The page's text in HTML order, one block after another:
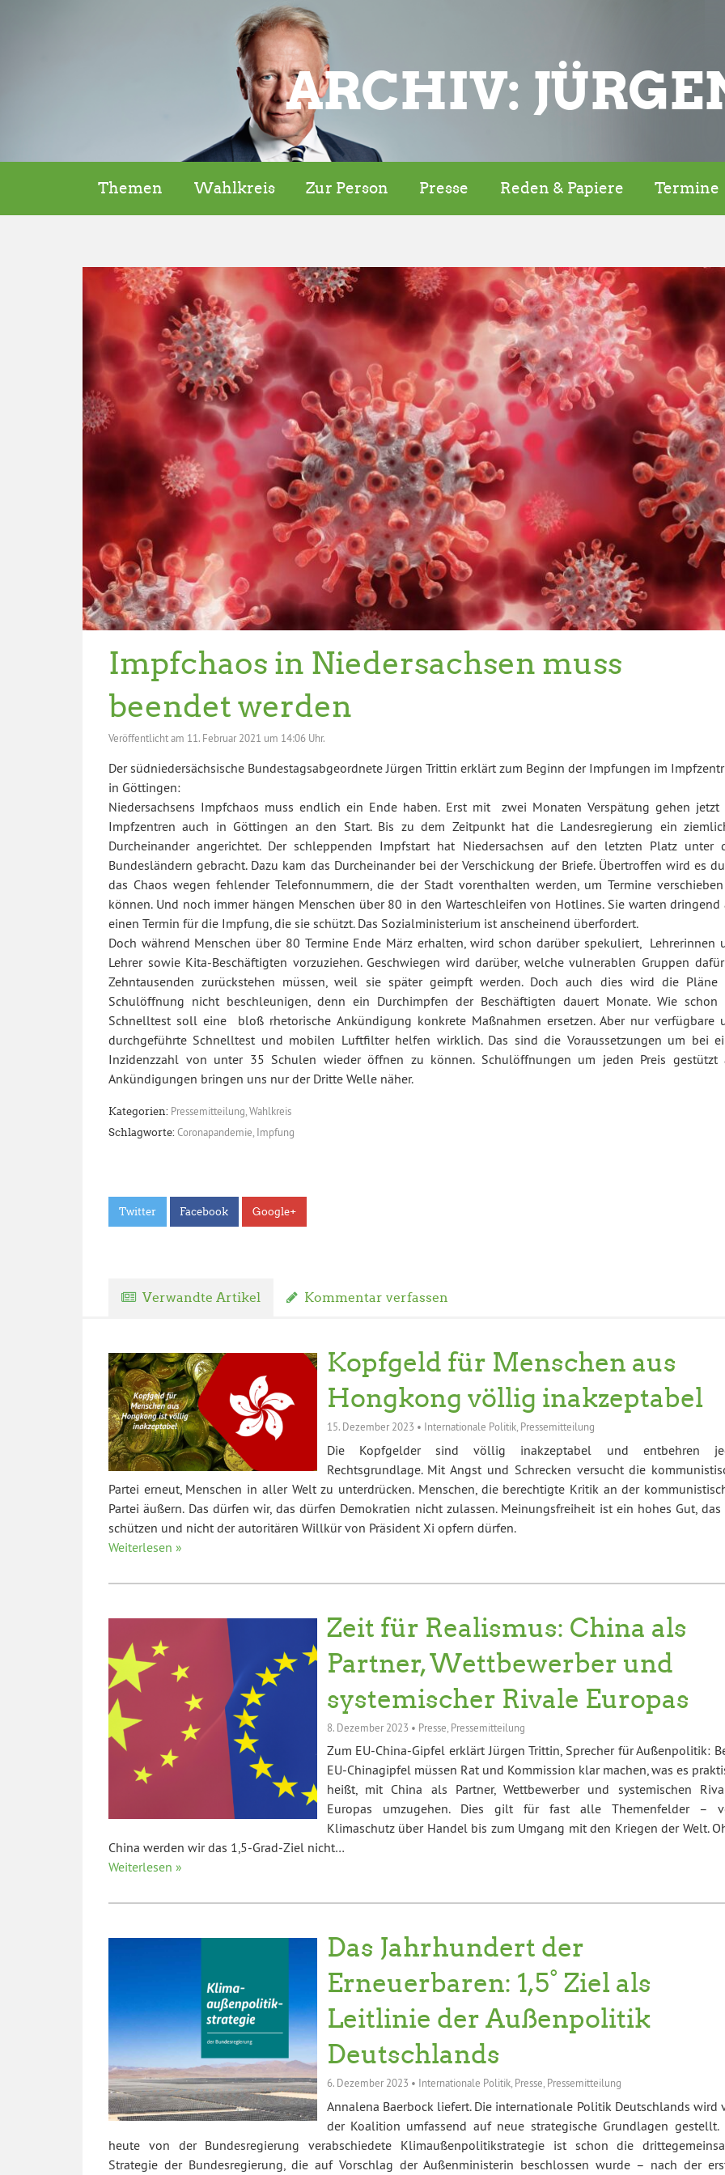
ARCHIV:
Themen Wahlkreis Zur Person Presse Reden & Papiere Termine
Impfchaos in Niedersachsen muss
beendet werden
Veröffentlicht am 11. Februar 2021 um 14:06 Uhr.
Der südniedersächsische Bundestagsabgeordnete Jürgen Trittin erklärt zum Beginn der Impfungen im
in Göttingen:
Niedersachsens Impfchaos muss endlich ein Ende haben. Erst mit zwei Monaten Verspätung gehen jetzt
Impfzentren auch in Göttingen an den Start. Bis zu dem Zeitpunkt hat die Landesregierung ein
Durcheinander angerichtet. Der schleppenden Impfstart hat Niedersachsen auf den letzten Platz unter
Bundesländern gebracht. Dazu kam das Durcheinander bei der Verschickung der Briefe. Übertroffen wird es
das Chaos wegen fehlender Telefonnummern, die der Stadt vorenthalten werden, um Termine
können. Und noch immer hängen Menschen über 80 in den Warteschleifen von Hotlines. Sie warten dringend
einen Termin für die Impfung, die sie schützt. Das Sozialministerium ist anscheinend überfordert.
Doch während Menschen über 80 Termine Ende März erhalten, wird schon darüber spekuliert, Lehrerinnen
Lehrer sowie Kita-Beschäftigten vorzuziehen. Geschwiegen wird darüber, welche vulnerablen Gruppen
Zehntausenden zurückstehen müssen, weil sie später geimpft werden. Doch auch dies wird die Pläne
Schulöffnung nicht beschleunigen, denn ein Durchimpfen der Beschäftigten dauert Monate. Wie schon
Schnelltest soll eine bloß rhetorische Ankündigung konkrete Maßnahmen ersetzen. Aber nur verfügbare
durchgeführte Schnelltest und mobilen Luftfilter helfen wirklich. Das sind die Voraussetzungen um bei
Inzidenzzahl von unter 35 Schulen wieder öffnen zu können. Schulöffnungen um jeden Preis gestützt
Ankündigungen bringen uns nur der Dritte Welle näher.
Kategorien: Pressemitteilung,Wahlkreis
Schlagworte: Coronapandemie Impfung
Twitter Facebook Google+
Verwandte Artikel Kommentar verfassen
Kopfgeld für Menschen aus
Hongkong völlig inakzeptabel
15. Dezember 2023 • Internationale Politik, Pressemitteilung
Die Kopfgelder sind völlig inakzeptabel und entbehren
Rechtsgrundlage. Mit Angst und Schrecken versucht die
Partei erneut, Menschen in aller Welt zu unterdrücken. Menschen, die berechtigte Kritik an der
Partei äußern. Das dürfen wir, das dürfen Demokratien nicht zulassen. Meinungsfreiheit ist ein hohes Gut,
schützen und nicht der autoritären Willkür von Präsident Xi opfern dürfen.
Weiterlesen »
Zeit für Realismus: China als
Partner, Wettbewerber und
systemischer Rivale Europas
8. Dezember 2023 • Presse Pressemitteilung
Zum EU-China-Gipfel erklärt Jürgen Trittin, Sprecher für Außenpolitik:
EU-Chinagipfel müssen Rat und Kommission klar machen, was es
heißt, mit China als Partner, Wettbewerber und systemischen
Europas umzugehen. Dies gilt für fast alle Themenfelder –
Klimaschutz über Handel bis zum Umgang mit den Kriegen der Welt.
China werden wir das 1,5-Grad-Ziel nicht…
Weiterlesen »
Das Jahrhundert der
Erneuerbaren: 1,5° Ziel als
Leitlinie der Außenpolitik
Deutschlands
6. Dezember 2023 • Internationale Politik, Presse Pressemitteilung
Annalena Baerbock liefert. Die internationale Politik Deutschlands wird
der Koalition umfassend auf neue strategische Grundlagen gestellt.
heute von der Bundesregierung verabschiedete Klimaußenpolitikstrategie ist schon die
Strategie der Bundesregierung, die auf Vorschlag der Außenministerin beschlossen wurde – nach der